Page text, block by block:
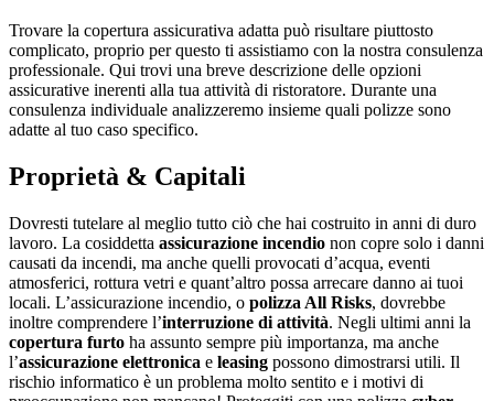
Trovare la copertura assicurativa adatta può risultare piuttosto
complicato, proprio per questo ti assistiamo con la nostra consulenza
professionale. Qui trovi una breve descrizione delle opzioni
assicurative inerenti alla tua attività di ristoratore. Durante una
consulenza individuale analizzeremo insieme quali polizze sono
adatte al tuo caso specifico.
Proprietà & Capitali
Dovresti tutelare al meglio tutto ciò che hai costruito in anni di duro
lavoro. La cosiddetta assicurazione incendio non copre solo i danni
causati da incendi, ma anche quelli provocati d’acqua, eventi
atmosferici, rottura vetri e quant’altro possa arrecare danno ai tuoi
locali. L’assicurazione incendio, o polizza All Risks, dovrebbe
inoltre comprendere l’interruzione di attività. Negli ultimi anni la
copertura furto ha assunto sempre più importanza, ma anche
l’assicurazione elettronica e leasing possono dimostrarsi utili. Il
rischio informatico è un problema molto sentito e i motivi di